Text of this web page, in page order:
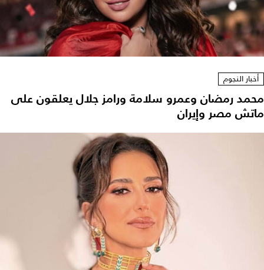
أخبار النجوم
محمد رمضان وعمرو سلامة ورامز جلال يعلقون على
ماتش مصر وإيران